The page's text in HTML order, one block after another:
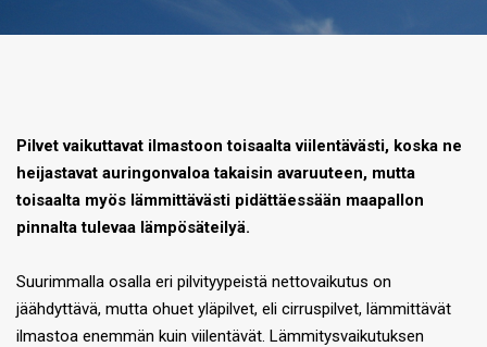
Pilvet vaikuttavat ilmastoon toisaalta viilentävästi, koska ne
heijastavat auringonvaloa takaisin avaruuteen, mutta
toisaalta myös lämmittävästi pidättäessään maapallon
pinnalta tulevaa lämpösäteilyä.
Suurimmalla osalla eri pilvityypeistä nettovaikutus on
jäähdyttävä, mutta ohuet yläpilvet, eli cirruspilvet, lämmittävät
ilmastoa enemmän kuin viilentävät. Lämmitysvaikutuksen